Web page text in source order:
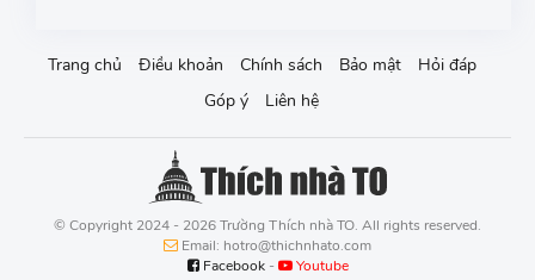
Trang chủ Điều khoản Chính sách Bảo mật
Hỏi đáp
Góp ý
Liên hệ
© Copyright 2024 - 2026 Trường Thích nhà TO. All rights reserved.
Email: hotro@thichnhato.com
Facebook- Youtube